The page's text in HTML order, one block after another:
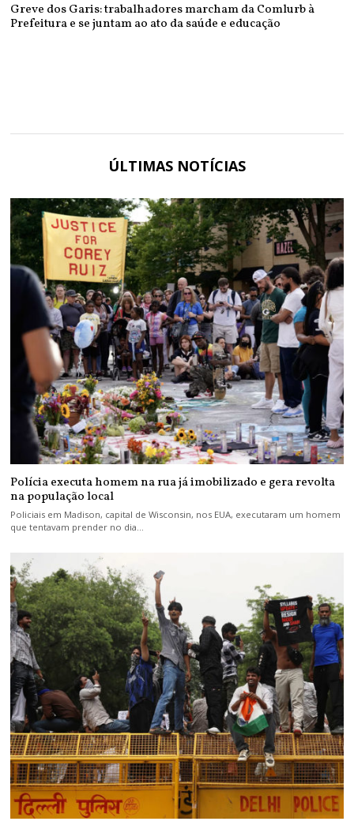
Greve dos Garis: trabalhadores marcham da Comlurb à
Prefeitura e se juntam ao ato da saúde e educação
ÚLTIMAS NOTÍCIAS
Polícia executa homem na rua já imobilizado e gera revolta
na população local
Policiais em Madison, capital de Wisconsin, nos EUA, executaram um homem
que tentavam prender no dia…